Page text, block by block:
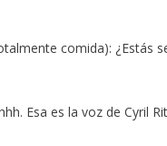
comida): ¿Estás
Esa es la voz de Cyril